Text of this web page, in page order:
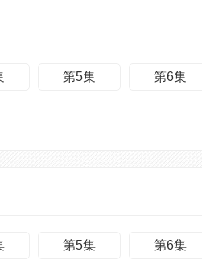
第5集 第6集
第5集 第6集